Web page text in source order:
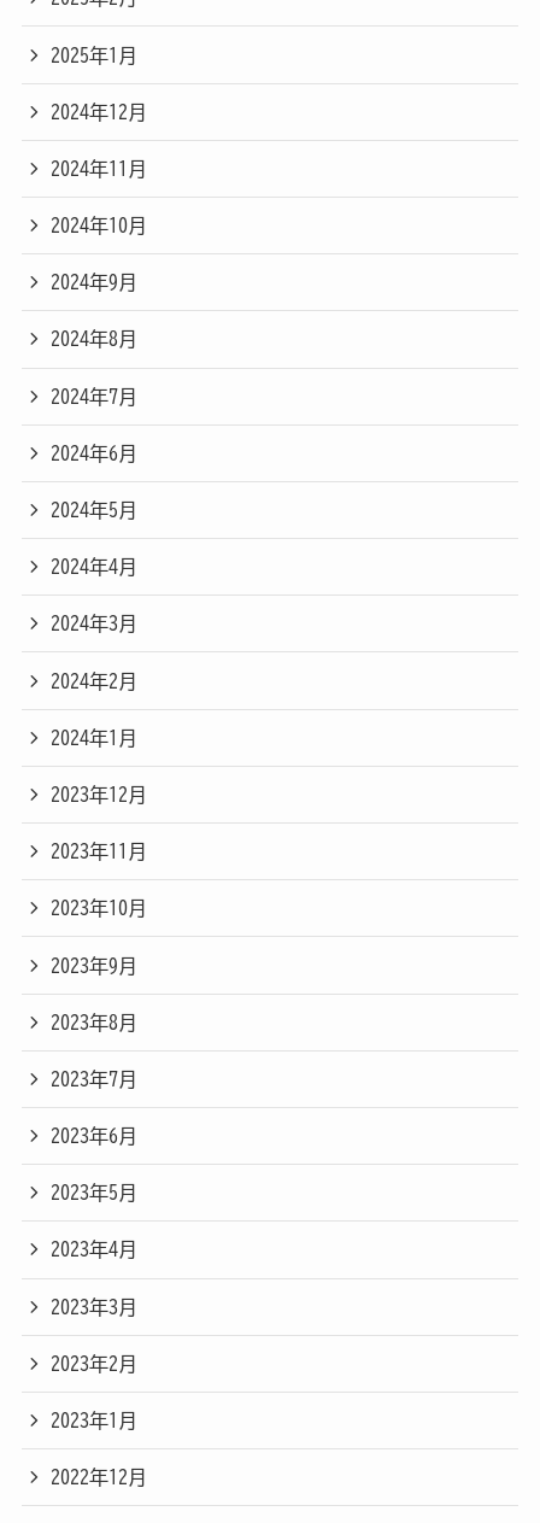
2025年1月
2024年12月
2024年11月
2024年10月
2024年9月
2024年8月
2024年7月
2024年6月
2024年5月
2024年4月
2024年3月
2024年2月
2024年1月
2023年12月
2023年11月
2023年10月
2023年9月
2023年8月
2023年7月
2023年6月
2023年5月
2023年4月
2023年3月
2023年2月
2023年1月
2022年12月